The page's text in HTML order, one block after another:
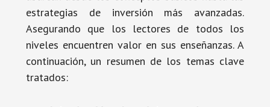
estrategias de inversión más avanzadas.
Asegurando que los lectores de todos los
niveles encuentren valor en sus enseñanzas. A
continuación, un resumen de los temas clave
tratados: